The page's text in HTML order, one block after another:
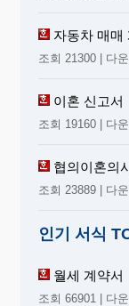
자동차 매매
조회 21300 | 다
이혼 신고서
조회 19160 | 다
협의이혼의
조회 23889 | 다
인기 서식
월세 계약서
조회 66901 | 다